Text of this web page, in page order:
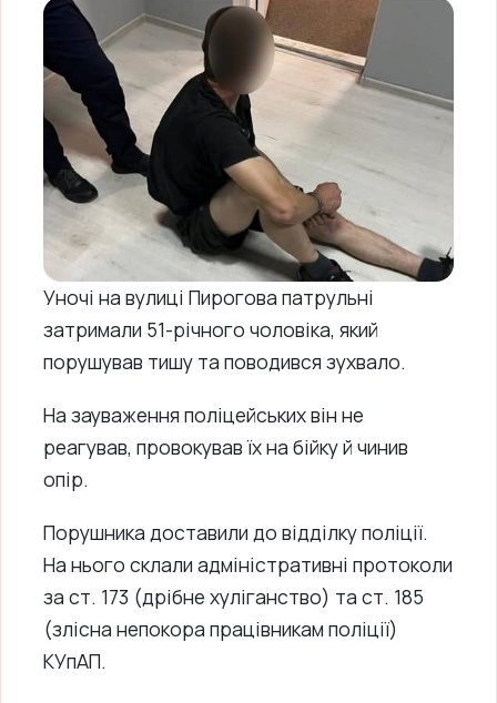
Уночі на вулиці Пирогова патрульні
затримали 51-річного чоловіка, який
порушував тишу та поводився зухвало.
На зауваження поліцейських він не
реагував, провокував їх на бійку й чинив
опір.
Порушника доставили до відділку поліції.
На нього склали адміністративні протоколи
за ст. 173 (дрібне хуліганство) та ст. 185
(злісна непокора працівникам поліції)
КУпАП.